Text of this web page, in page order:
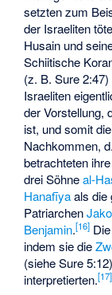
setzten zum
der Israeliten
Husain und
Schiitische
(z. B. Sure
Israeliten
der Vorstellung,
ist, und somit
Nachkommen,
betrachteten
drei Söhneal-
Hanafīyaals die
Patriarchen
Benjamin.[16]
indem sie die
(siehe Sure
interpretierten.[17]